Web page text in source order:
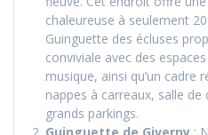
chaleureuse à seulement
Guinguette des écluses
conviviale avec des
musique, ainsi qu’un cadre
nappes à carreaux, salle
grands parkings.